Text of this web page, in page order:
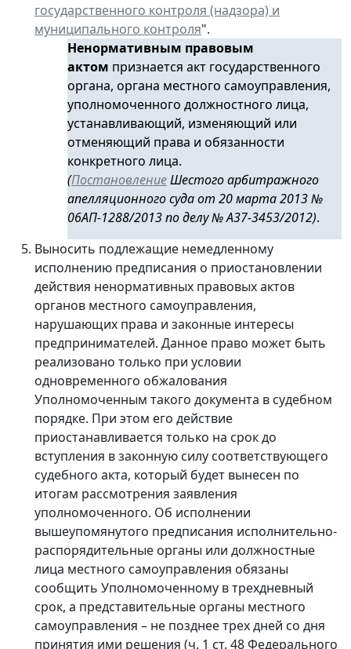
государственного контроля (надзора) и
муниципального контроля".
Ненормативным правовым
актом признается акт государственного
органа, органа местного самоуправления,
уполномоченного должностного лица,
устанавливающий, изменяющий или
отменяющий права и обязанности
конкретного лица.
(ПостановлениеШестого арбитражного
апелляционного суда от 20 марта 2013 №
06АП-1288/2013 по делу № А37-3453/2012).
Выносить подлежащие немедленному
исполнению предписания о приостановлении
действия ненормативных правовых актов
органов местного самоуправления,
нарушающих права и законные интересы
предпринимателей. Данное право может быть
реализовано только при условии
одновременного обжалования
Уполномоченным такого документа в судебном
порядке. При этом его действие
приостанавливается только на срок до
вступления в законную силу соответствующего
судебного акта, который будет вынесен по
итогам рассмотрения заявления
уполномоченного. Об исполнении
вышеупомянутого предписания исполнительно-
распорядительные органы или должностные
лица местного самоуправления обязаны
сообщить Уполномоченному в трехдневный
срок, а представительные органы местного
самоуправления – не позднее трех дней со дня
принятия ими решения (ч. 1 ст. 48 Федерального